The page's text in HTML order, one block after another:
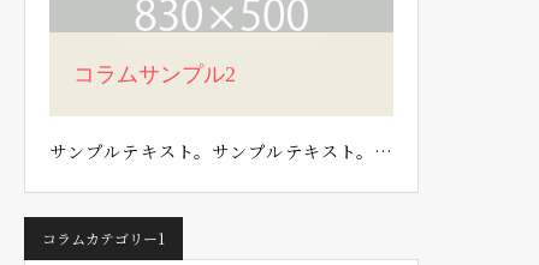
コラムサンプル2
サンプルテキスト。サンプルテキスト。…
コラムカテゴリー1